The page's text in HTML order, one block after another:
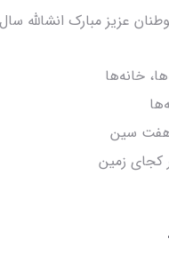
سال 1402 سالی سرشار از برکت و سلامتی برای شما
خانه‌ها
هفت سین
زمین